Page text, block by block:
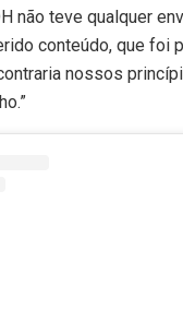
não teve qualquer
conteúdo, que foi
nossos